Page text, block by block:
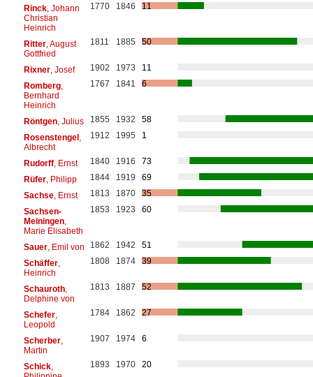
Rinck, Johann
Christian
Heinrich
1770 1846 11
Ritter, August
Gottfried
1811 1885 50
Rixner, Josef 1902 1973
11
Romberg,
Bernhard
Heinrich
1767 1841 6
Röntgen, Julius 1855 1932
58
Rosenstengel,
Albrecht
1912 1995 1
Rudorff, Ernst 1840 1916
73
Rüfer, Philipp 1844 1919
69
Sachse, Ernst 1813 1870
35
Sachsen-
Meiningen,
Marie Elisabeth
1853 1923 60
Sauer, Emil von 1862 1942
51
Schäffer,
Heinrich
1808 1874 39
Schauroth,
Delphine von
1813 1887 52
Schefer,
Leopold
1784 1862 27
Scherber,
Martin
1907 1974 6
Schick,
1893 1970 20